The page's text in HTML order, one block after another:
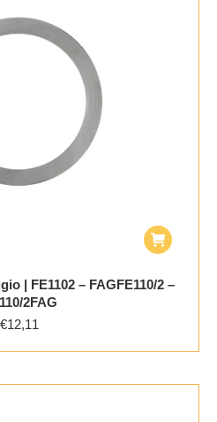
| FE1102 – FAGFE110/2 –
2FAG
€12,11